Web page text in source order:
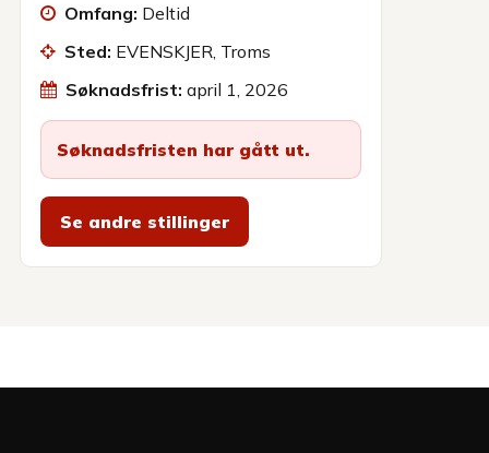
Omfang: Deltid
Sted: EVENSKJER, Troms
Søknadsfrist: april 1, 2026
Søknadsfristen har gått ut.
Se andre stillinger